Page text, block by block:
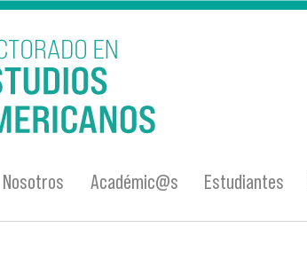
Nosotros Académic@s Estudiantes